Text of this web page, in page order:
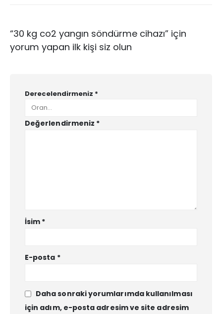
“30 kg co2 yangın söndürme cihazı” için
yorum yapan ilk kişi siz olun
Derecelendirmeniz *
Değerlendirmeniz *
İsim *
E-posta *
Daha sonraki yorumlarımda kullanılması
için adım, e-posta adresim ve site adresim